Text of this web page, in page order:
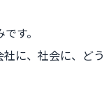
す。
に、社会に、どう